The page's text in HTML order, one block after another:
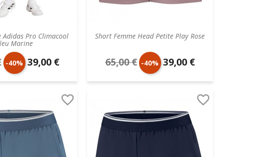
Adidas Pro Climacool
Marine
-40% Prix
unitaire
39,00 €
Short Femme Head Petite Play Rose
Prix
de
65,00 € -40% Prix
unitaire
39,00 €
 